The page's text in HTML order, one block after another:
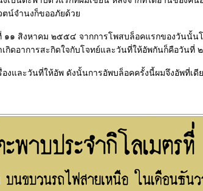
ตน์จำนงก็ขออภัยด้ว
๑๑ สิงหาคม ๒๕๕๔ จากการโพสบล็อคแรกของวันนั้น
กิดอาการสะกิดใจกับโจทย์และวันที่ให้อัพกันก็คือวันที่
งและวันที่ให้อัพ ดังนั้นการอัพบล็อคครั้งนี้ผมจึงอัพที่เดี